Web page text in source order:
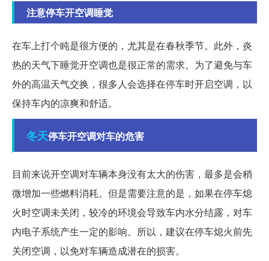
注意停车开空调睡觉
在车上打个盹是很方便的，尤其是在春秋季节。此外，炎
热的天气下睡觉开空调也是很正常的需求。为了避免与车
外的高温天气交换，很多人会选择在停车时开启空调，以
保持车内的凉爽和舒适。
冬天停车开空调对车的危害
目前来说开空调对车辆本身没有太大的伤害，最多是会稍
微增加一些燃料消耗。但是需要注意的是，如果在停车熄
火时空调未关闭，较冷的环境会导致车内水分结露，对车
内电子系统产生一定的影响。所以，建议在停车熄火前先
关闭空调，以免对车辆造成潜在的损害。